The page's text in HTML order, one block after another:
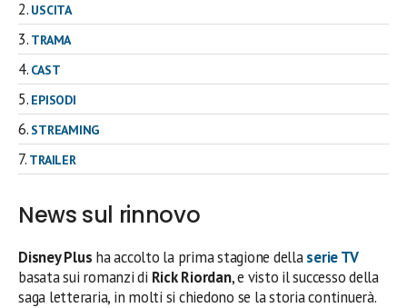
USCITA
TRAMA
CAST
EPISODI
STREAMING
TRAILER
News sul rinnovo
Disney Plus ha accolto la prima stagione dellaserie TV
basata sui romanzi di Rick Riordan, e visto il successo della
saga letteraria, in molti si chiedono se la storia continuerà.